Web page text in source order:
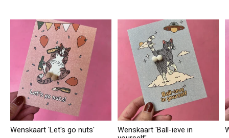
Wenskaart 'Let's go nuts' Wenskaart 'Ball-ieve in